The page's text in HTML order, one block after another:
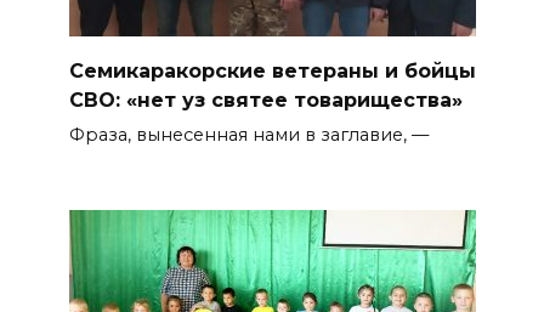
Семикаракорские ветераны и бойцы
СВО: «нет уз святее товарищества»
Фраза, вынесенная нами в заглавие, —